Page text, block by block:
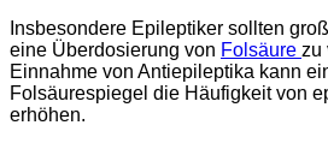
Insbesondere Epileptiker sollten
eine Überdosierung von Folsäure zu
Einnahme von Antiepileptika kann
Folsäurespiegel die Häufigkeit von
erhöhen.